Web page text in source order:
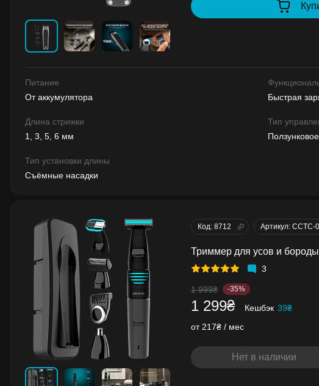
Питание
От аккумулятора
Быстрая
Длина стрижки
1, 3, 5, 6 мм
Тип
Ползунковое
Тип установки длины
Съёмные насадки
Код: 8712 Артикул: CCTC-
Триммер для усов и
3
1 999₴ -35%
1 299₴ Кешбэк 39₴
от 217₴ / мес
Нет в наличии